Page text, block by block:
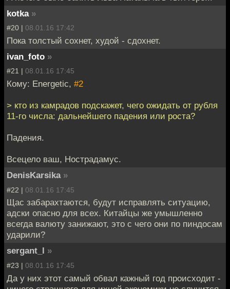
kotka »
#20 | 08.01.16 17:42
Пока толстый сохнет, худой - сдохнет.
ivan_foto »
#21 | 08.01.16 17:45
Кому: Energetic, #2
> кто из камрадов подскажет, чего ожидать от рубля
11-го числа: дальнейшего падения или роста?
Падения.
Всецело ваш, Нострадамус.
DenisKarsika »
#22 | 08.01.16 17:45
Щас забарахтаются, будут исправлять ситуацию,
адски опасно для всех. Китайцы же умышленно
всегда валюту занижают, это с чего они по пиндосам
ударили?
sergant_l »
#23 | 08.01.16 17:45
Да у них этот самый обвал кажный год происходит -